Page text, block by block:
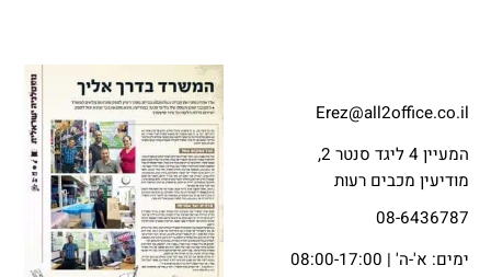
Erez@all2office.co.il
המעיין 4 ליגד סנטר 2,
מודיעין מכבים רעות
08-6436787
ימים: א'-ה' | 08:00-17:00